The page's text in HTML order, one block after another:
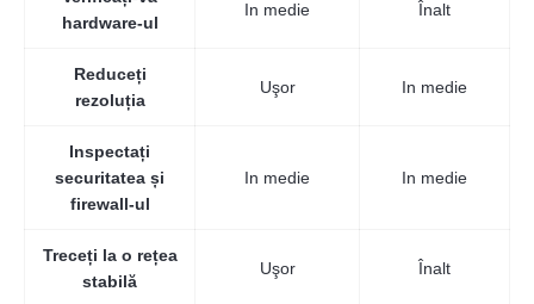
hardware-ul
In medie Înalt
Reduceți
rezoluția
Uşor In medie
Inspectați
securitatea și
firewall-ul
In medie In medie
Treceți la o rețea
stabilă
Uşor Înalt